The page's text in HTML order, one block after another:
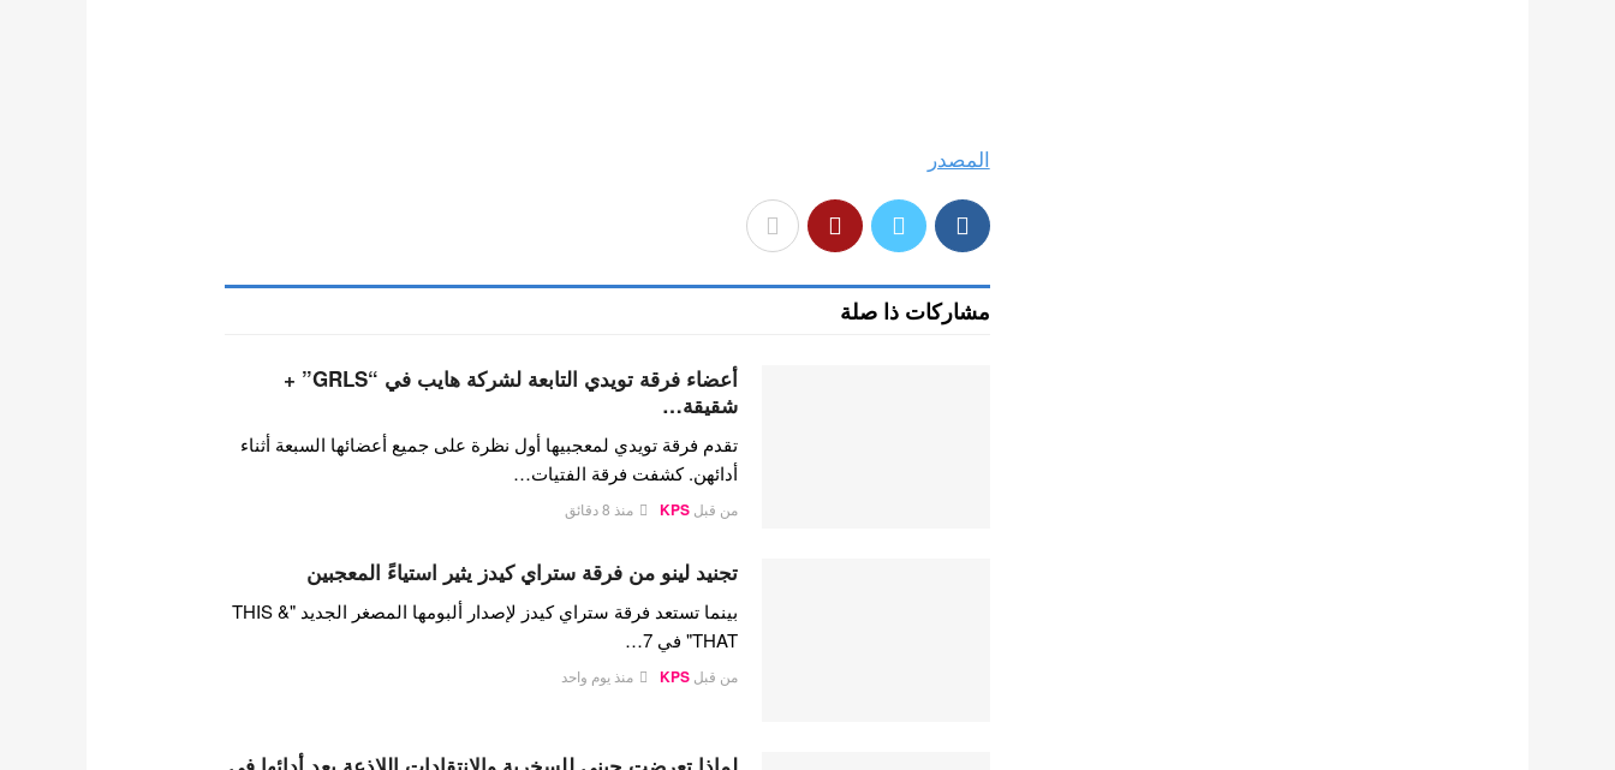
المصدر
مشاركات ذا صلة
أعضاء فرقة تويدي التابعة لشركة هايب في “GRLS” +
شقيقة…
تقدم فرقة تويدي لمعجبيها أول نظرة على جميع أعضائها السبعة أثناء
أدائهن. كشفت فرقة الفتيات…
من قبلKPS منذ 8 دقائق
تجنيد لينو من فرقة ستراي كيدز يثير استياءً المعجبين
بينما تستعد فرقة ستراي كيدز لإصدار ألبومها المصغر الجديد "THIS &
THAT" في 7…
من قبلKPS منذ يوم واحد